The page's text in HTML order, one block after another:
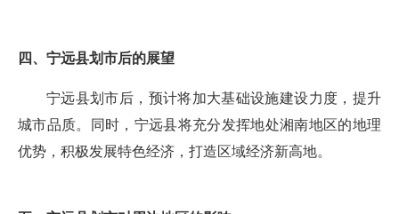
四、宁远县划市后的展望
宁远县划市后，预计将加大基础设施建设力度，提升
城市品质。同时，宁远县将充分发挥地处湘南地区的地理
优势，积极发展特色经济，打造区域经济新高地。